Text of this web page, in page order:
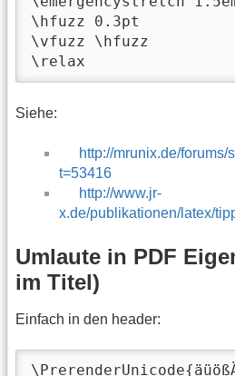
\hfuzz
\vfuzz
\hfuzz
\relax
Siehe:
http://mrunix.de/
t=53416
http://www.jr-
x.de/publikationen/latex/
Umlaute in PDF
im Titel)
Einfach in den header: